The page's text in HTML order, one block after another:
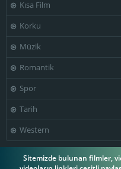
Kısa Film
Korku
Müzik
Romantik
Spor
Tarih
Western
Sitemizde bulunan filmler,